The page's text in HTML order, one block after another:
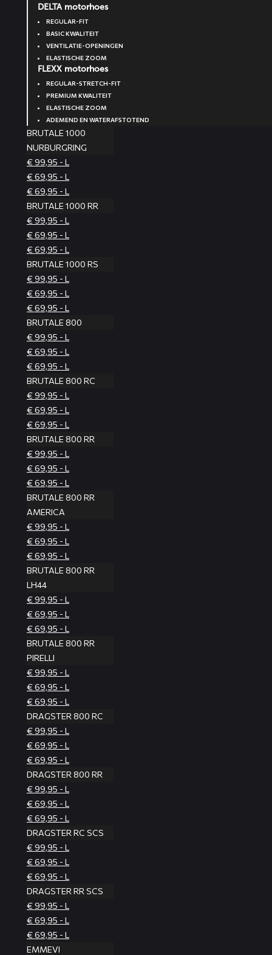
DELTA motorhoes
REGULAR-FIT
BASIC KWALITEIT
VENTILATIE-OPENINGEN
ELASTISCHE ZOOM
FLEXX motorhoes
REGULAR-STRETCH-FIT
PREMIUM KWALITEIT
ELASTISCHE ZOOM
ADEMEND EN WATERAFSTOTEND
BRUTALE 1000
NURBURGRING
€ 99,95 - L
€ 69,95 - L
€ 69,95 - L
BRUTALE 1000 RR
€ 99,95 - L
€ 69,95 - L
€ 69,95 - L
BRUTALE 1000 RS
€ 99,95 - L
€ 69,95 - L
€ 69,95 - L
BRUTALE 800
€ 99,95 - L
€ 69,95 - L
€ 69,95 - L
BRUTALE 800 RC
€ 99,95 - L
€ 69,95 - L
€ 69,95 - L
BRUTALE 800 RR
€ 99,95 - L
€ 69,95 - L
€ 69,95 - L
BRUTALE 800 RR
AMERICA
€ 99,95 - L
€ 69,95 - L
€ 69,95 - L
BRUTALE 800 RR
LH44
€ 99,95 - L
€ 69,95 - L
€ 69,95 - L
BRUTALE 800 RR
PIRELLI
€ 99,95 - L
€ 69,95 - L
€ 69,95 - L
DRAGSTER 800 RC
€ 99,95 - L
€ 69,95 - L
€ 69,95 - L
DRAGSTER 800 RR
€ 99,95 - L
€ 69,95 - L
€ 69,95 - L
DRAGSTER RC SCS
€ 99,95 - L
€ 69,95 - L
€ 69,95 - L
DRAGSTER RR SCS
€ 99,95 - L
€ 69,95 - L
€ 69,95 - L
EMMEVI